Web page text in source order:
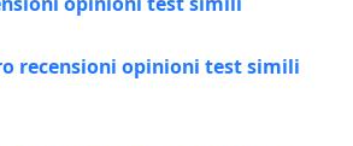
recensioni opinioni test simili